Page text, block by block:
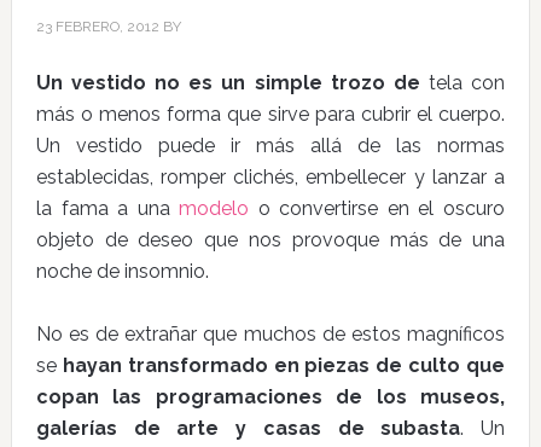
23 FEBRERO, 2012 BY
Un vestido no es un simple trozo de tela con
más o menos forma que sirve para cubrir el cuerpo.
Un vestido puede ir más allá de las normas
establecidas, romper clichés, embellecer y lanzar a
la fama a unamodelo o convertirse en el oscuro
objeto de deseo que nos provoque más de una
noche de insomnio.
No es de extrañar que muchos de estos magníficos
se hayan transformado en piezas de culto que
copan las programaciones de los museos,
galerías de arte y casas de subasta. Un